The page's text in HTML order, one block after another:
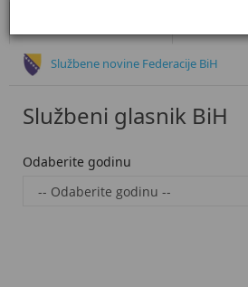
Službene novine Federacije BiH
Službeni glasnik BiH
Odaberite godinu